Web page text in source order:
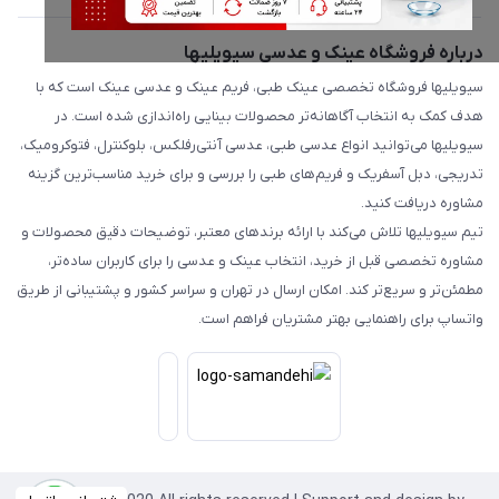
درباره فروشگاه عینک و عدسی سیویلیها
سیویلیها فروشگاه تخصصی عینک طبی، فریم عینک و عدسی عینک است که با
هدف کمک به انتخاب آگاهانه‌تر محصولات بینایی راه‌اندازی شده است. در
سیویلیها می‌توانید انواع عدسی طبی، عدسی آنتی‌رفلکس، بلوکنترل، فتوکرومیک،
تدریجی، دبل آسفریک و فریم‌های طبی را بررسی و برای خرید مناسب‌ترین گزینه
مشاوره دریافت کنید.
تیم سیویلیها تلاش می‌کند با ارائه برندهای معتبر، توضیحات دقیق محصولات و
مشاوره تخصصی قبل از خرید، انتخاب عینک و عدسی را برای کاربران ساده‌تر،
مطمئن‌تر و سریع‌تر کند. امکان ارسال در تهران و سراسر کشور و پشتیبانی از طریق
واتساپ برای راهنمایی بهتر مشتریان فراهم است.